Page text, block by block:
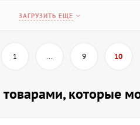
ЗАГРУЗИТЬ ЕЩЕ
1 ... 9 10
которые